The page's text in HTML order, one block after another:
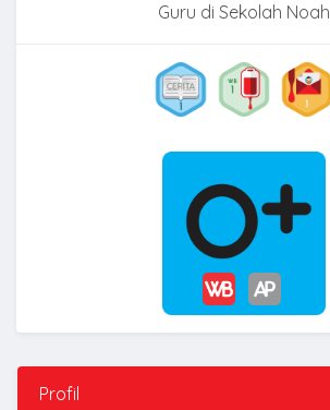
Guru di Sekolah Noah
Profil